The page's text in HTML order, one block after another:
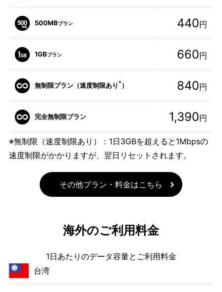
500MBプラン 440円
1GBプラン 660円
無制限プラン（速度制限あり * ） 840円
完全無制限プラン 1,390円
※無制限（速度制限あり）：1日3GBを超えると1Mbpsの
速度制限がかかりますが、翌日リセットされます。
その他プラン・料金はこちら
海外のご利用料金
1日あたりのデータ容量とご利用料金
台湾